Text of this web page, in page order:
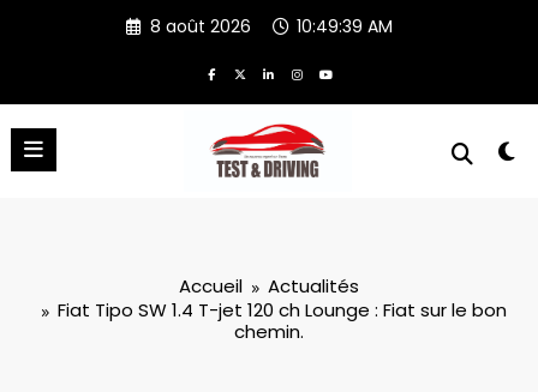
8 août 2026 10:49:40 AM
Accueil
Actualités
Fiat Tipo SW 1.4 T-jet 120 ch Lounge : Fiat sur le bon
chemin.